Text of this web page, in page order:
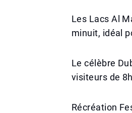
Les Lacs Al
minuit, idéal
Le célèbre
visiteurs de
Récréation